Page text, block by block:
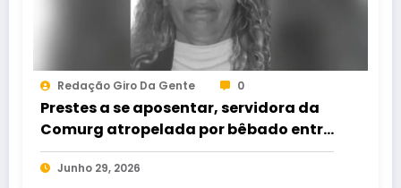
Redação Giro Da Gente 0
Prestes a se aposentar, servidora da
Comurg atropelada por bêbado entra
em protocolo de morte encefálica
Junho 29, 2026